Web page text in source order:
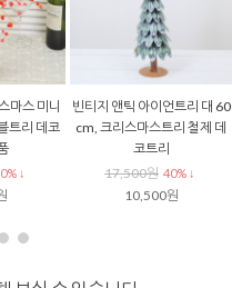
마스 미니
트리 데코
↓
빈티지 앤틱 아이언트리 대 60
cm, 크리스마스트리 철제 데
코트리
17,500원 40% ↓
10,500원